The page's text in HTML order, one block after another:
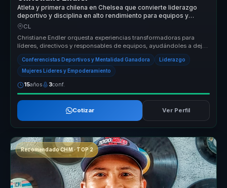
Atleta y primera chilena en Chelsea que convierte liderazgo
deportivo y disciplina en alto rendimiento para equipos y
empresas.
CL
Christiane Endler orquesta experiencias transformadoras para
líderes, directivos y responsables de equipos, ayudándoles a dejar
atrás la ...
Conferencistas Deportivos y Mentalidad Ganadora Liderazgo
Mujeres Líderes y Empoderamiento
15años 3conf.
Cotizar Ver Perfil
Recomendado CHM · TOP 2